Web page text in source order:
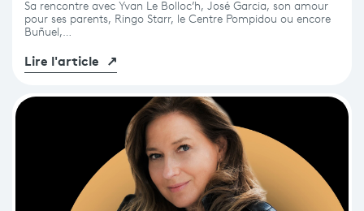
Sa rencontre avec Yvan Le Bolloc’h, José Garcia, son amour
pour ses parents, Ringo Starr, le Centre Pompidou ou encore
Buñuel,…
Lire l'article ↗